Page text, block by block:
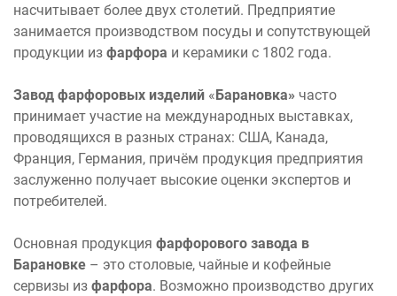
насчитывает более двух столетий. Предприятие
занимается производством посуды и сопутствующей
продукции из фарфора и керамики c 1802 года.
Завод фарфоровых изделий «Барановка» часто
принимает участие на международных выставках,
проводящихся в разных странах: США, Канада,
Франция, Германия, причём продукция предприятия
заслуженно получает высокие оценки экспертов и
потребителей.
Основная продукция фарфорового завода в
Барановке – это столовые, чайные и кофейные
сервизы из фарфора. Возможно производство других